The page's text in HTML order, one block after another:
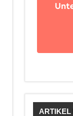
ARTIKEL